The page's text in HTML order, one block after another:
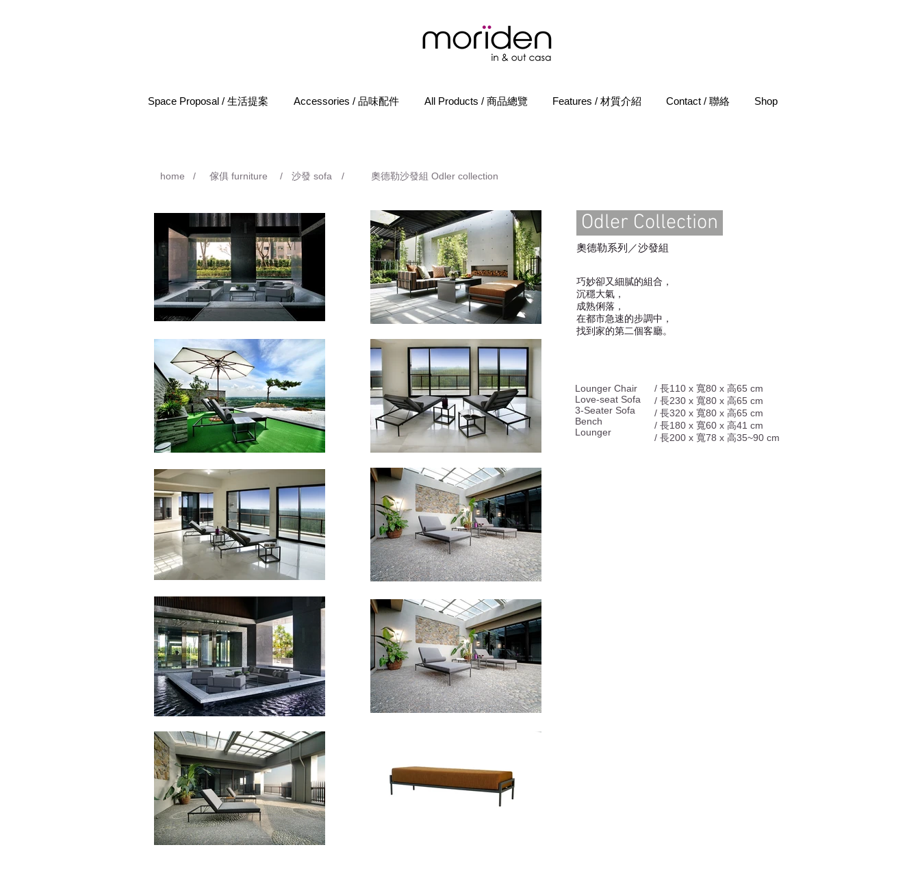
Space Proposal / 生活提案 Accessories / 品味配件 All Products / 商品總覽 Features / 材質介紹 Contact / 聯絡 Shop
home / 傢俱 furniture / 沙發 sofa / 奧德勒沙發組 Odler collection
Odler Collection
奧德勒系列／沙發組
巧妙卻又細膩的組合，
沉穩大氣，
成熟俐落，
在都市急速的步調中，
​找到家的第二個客廳。
Lounger Chair
Love-seat Sofa
3-Seater Sofa
Bench
Lounger​
/ 長110 x 寬80 x 高65 cm
/ 長230 x 寬80 x 高65 cm
/ 長320 x 寬80 x 高65 cm
/ 長180 x 寬60 x 高41 cm
/ 長200 x 寬78 x 高35~90 cm